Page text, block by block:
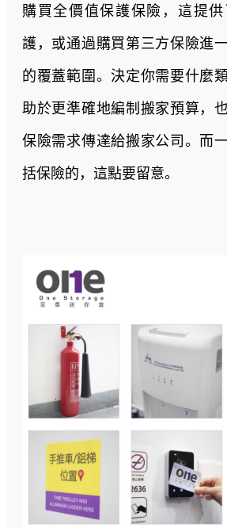
購買全價值保護保險，這提
護，或通過購買第三方保險進
的覆蓋範圍。決定你需要什麼
助於更準確地編制搬家預算，
保險需求傳達給搬家公司。而
括保險的，這點要留意。